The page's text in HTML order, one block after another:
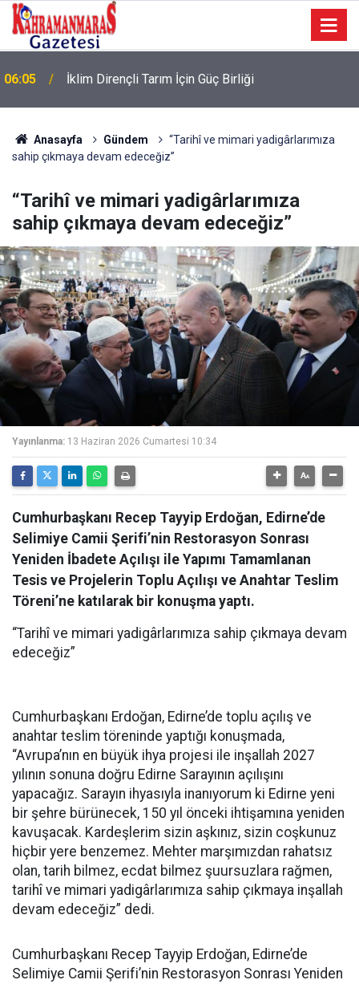
06:05 İklim Dirençli Tarım İçin Güç Birliği
Anasayfa Gündem
“Tarihî ve mimari yadigârlarımıza
sahip çıkmaya devam edeceğiz”
“Tarihî ve mimari yadigârlarımıza
sahip çıkmaya devam edeceğiz”
Yayınlanma: 13 Haziran 2026 Cumartesi 10:34
Cumhurbaşkanı Recep Tayyip Erdoğan, Edirne’de
Selimiye Camii Şerifi’nin Restorasyon Sonrası
Yeniden İbadete Açılışı ile Yapımı Tamamlanan
Tesis ve Projelerin Toplu Açılışı ve Anahtar Teslim
Töreni’ne katılarak bir konuşma yaptı.
“Tarihî ve mimari yadigârlarımıza sahip çıkmaya devam
edeceğiz”
Cumhurbaşkanı Erdoğan, Edirne’de toplu açılış ve
anahtar teslim töreninde yaptığı konuşmada,
“Avrupa’nın en büyük ihya projesi ile inşallah 2027
yılının sonuna doğru Edirne Sarayının açılışını
yapacağız. Sarayın ihyasıyla inanıyorum ki Edirne yeni
bir şehre bürünecek, 150 yıl önceki ihtişamına yeniden
kavuşacak. Kardeşlerim sizin aşkınız, sizin coşkunuz
hiçbir yere benzemez. Mehter marşımızdan rahatsız
olan, tarih bilmez, ecdat bilmez şuursuzlara rağmen,
tarihî ve mimari yadigârlarımıza sahip çıkmaya inşallah
devam edeceğiz” dedi.
Cumhurbaşkanı Recep Tayyip Erdoğan, Edirne’de
Selimiye Camii Şerifi’nin Restorasyon Sonrası Yeniden